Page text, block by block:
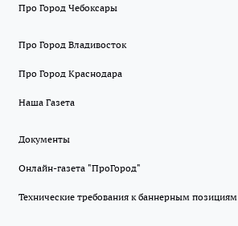
Про Город Чебоксары
Про Город Владивосток
Про Город Краснодара
Наша Газета
Документы
Онлайн-газета "ПроГород"
Технические требования к баннерным позициям